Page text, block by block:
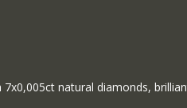
natural diamonds,